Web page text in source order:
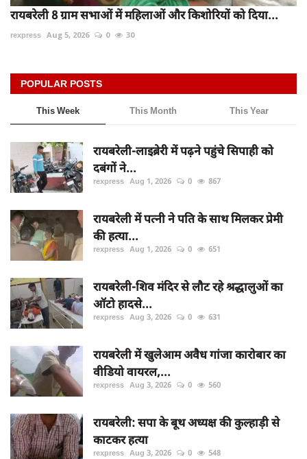
रायबरेली 8 ग्राम सभाओं में महिलाओं और किशोरियों को दिया...
rexpress Aug 5, 2026 0 30
POPULAR POSTS
This Week This Month This Year
रायबरेली-लाइब्रेरी में पढ़ने पहुंचे सिपाही को
दबंगों ने...
rexpress Aug 1, 2026 0 867
रायबरेली में पत्नी ने पति के साथ मिलकर प्रेमी
की हत्या...
rexpress Aug 1, 2026 0 651
रायबरेली-शिव मंदिर से लौट रहे श्रद्धालुओं का
ऑटो हादसे...
rexpress Aug 3, 2026 0 631
रायबरेली में खुलेआम अवैध गांजा कारोबार का
वीडियो वायरल,...
rexpress Aug 3, 2026 0 560
रायबरेली: सपा के बूथ अध्यक्ष की कुल्हाड़ी से
काटकर हत्या
rexpress Aug 3, 2026 0 548